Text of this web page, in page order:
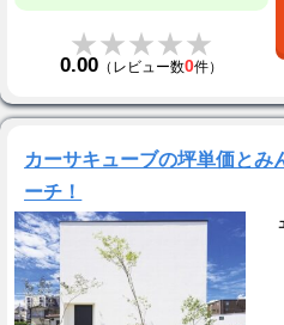
★★★★★
★★★★★
0.00 （レビュー数0件）
カーサキューブの坪単価とみ
ーチ！